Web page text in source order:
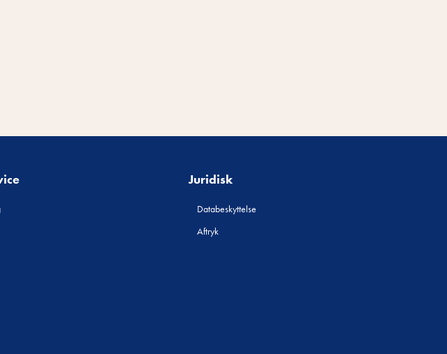
Juridisk
Databeskyttelse
Aftryk